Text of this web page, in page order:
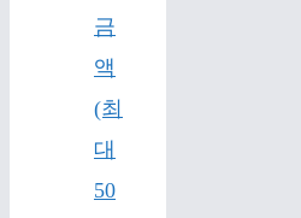
금
액
(최
대
50